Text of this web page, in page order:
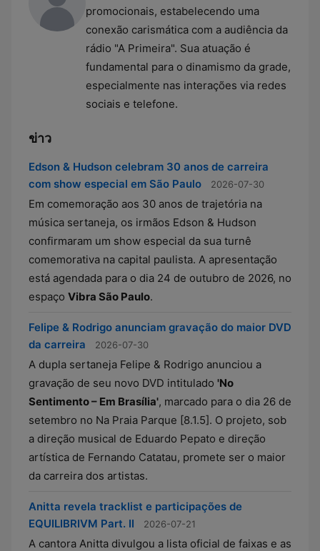
promocionais, estabelecendo uma
conexão carismática com a audiência da
rádio "A Primeira". Sua atuação é
fundamental para o dinamismo da grade,
especialmente nas interações via redes
sociais e telefone.
ข่าว
Edson & Hudson celebram 30 anos de carreira
com show especial em São Paulo
2026-07-30
Em comemoração aos 30 anos de trajetória na
música sertaneja, os irmãos Edson & Hudson
confirmaram um show especial da sua turnê
comemorativa na capital paulista. A apresentação
está agendada para o dia 24 de outubro de 2026, no
espaço Vibra São Paulo.
Felipe & Rodrigo anunciam gravação do maior DVD
da carreira
2026-07-30
A dupla sertaneja Felipe & Rodrigo anunciou a
gravação de seu novo DVD intitulado 'No
Sentimento – Em Brasília', marcado para o dia 26 de
setembro no Na Praia Parque [8.1.5]. O projeto, sob
a direção musical de Eduardo Pepato e direção
artística de Fernando Catatau, promete ser o maior
da carreira dos artistas.
Anitta revela tracklist e participações de
EQUILIBRIVM Part. II
2026-07-21
A cantora Anitta divulgou a lista oficial de faixas e as